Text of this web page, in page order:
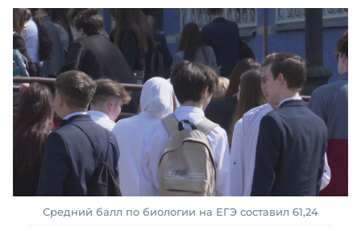
Средний балл по биологии на ЕГЭ составил 61,24